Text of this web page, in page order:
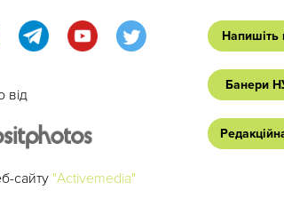
від
сайту "Activemedia"
Напишіть
Банери